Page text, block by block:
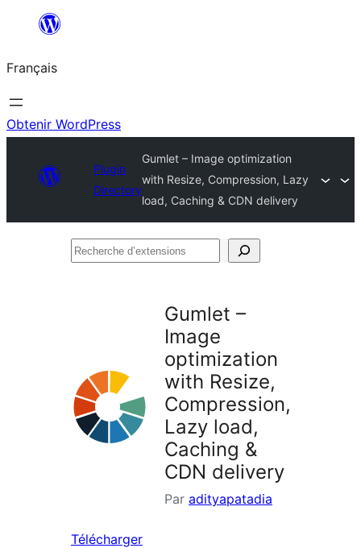
contenu
Français
Obtenir WordPress
Plugin
Directory
Gumlet – Image optimization
with Resize, Compression, Lazy
load, Caching & CDN delivery
Recherche
Gumlet –
Image
optimization
with Resize,
Compression,
Lazy load,
Caching &
CDN delivery
Par adityapatadia
Télécharger